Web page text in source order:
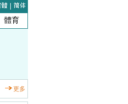
體育
更多